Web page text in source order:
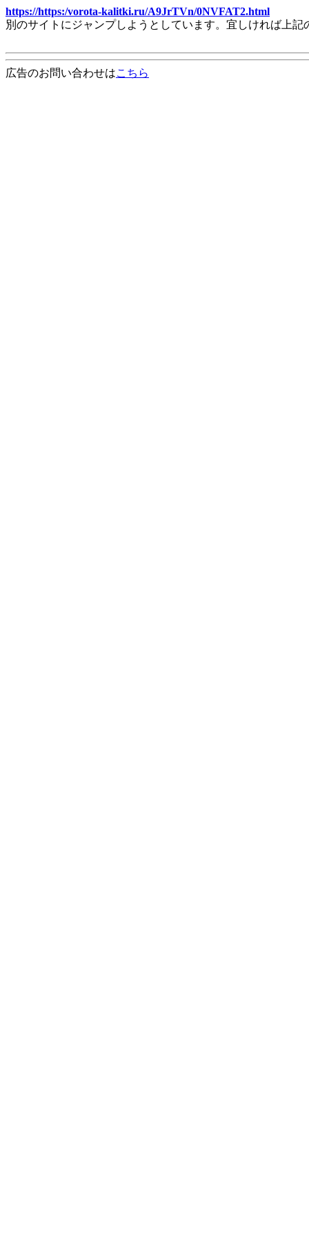
https://https:/vorota-kalitki.ru/A9JrTVn/0NVFAT2.html
別のサイトにジャンプしようとしています。宜しければ上
広告のお問い合わせはこちら